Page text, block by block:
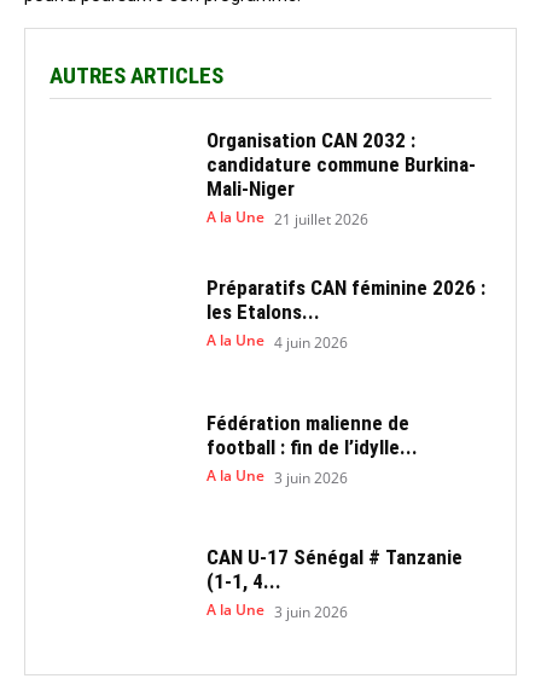
AUTRES ARTICLES
Organisation CAN 2032 :
candidature commune Burkina-
Mali-Niger
A la Une 21 juillet 2026
Préparatifs CAN féminine 2026 :
les Etalons...
A la Une 4 juin 2026
Fédération malienne de
football : fin de l’idylle...
A la Une 3 juin 2026
CAN U-17 Sénégal # Tanzanie
(1-1, 4...
A la Une 3 juin 2026